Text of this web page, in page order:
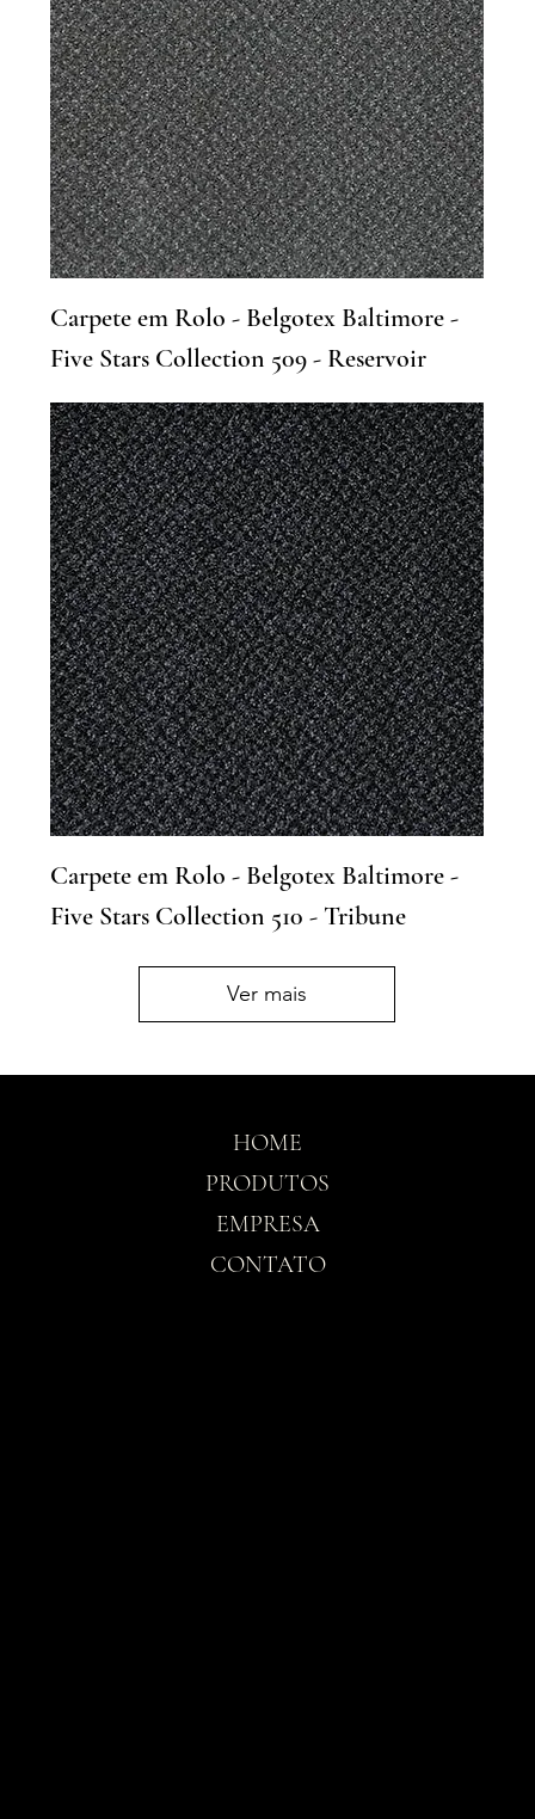
Carpete em Rolo - Belgotex Baltimore -
Five Stars Collection 509 - Reservoir
Carpete em Rolo - Belgotex Baltimore -
Five Stars Collection 510 - Tribune
Ver mais
HOME
PRODUTOS
EMPRESA
CONTATO